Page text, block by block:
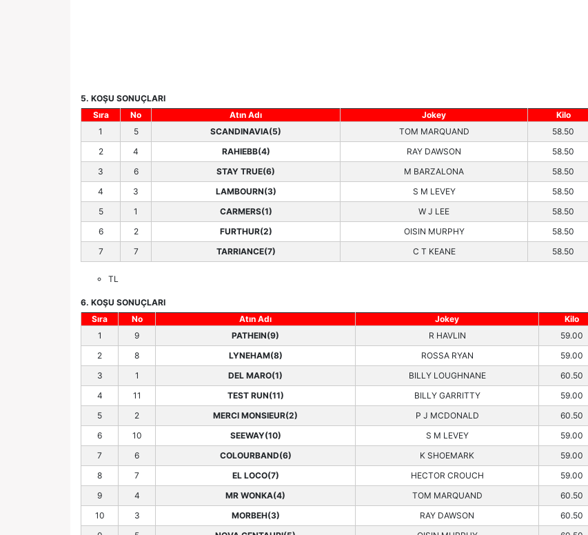
5. KOŞU SONUÇLARI
Sıra
No Atın Adı Jokey Kilo
1
5 SCANDINAVIA(5) TOM MARQUAND 58.50
2
4 RAHIEBB(4) RAY DAWSON 58.50
3
6 STAY TRUE(6) M BARZALONA 58.50
4
3 LAMBOURN(3) S M LEVEY 58.50
5
1 CARMERS(1) W J LEE 58.50
6
2 FURTHUR(2) OISIN MURPHY 58.50
7
7 TARRIANCE(7) C T KEANE 58.50
TL
6. KOŞU SONUÇLARI
Sıra
No Atın Adı Jokey Kilo
1
9 PATHEIN(9) R HAVLIN 59.00
2
8 LYNEHAM(8) ROSSA RYAN 59.00
3
1 DEL MARO(1) BILLY LOUGHNANE 60.50
4
11 TEST RUN(11) BILLY GARRITTY 59.00
5
2 MERCI MONSIEUR(2) P J MCDONALD 60.50
6
10 SEEWAY(10) S M LEVEY 59.00
7
6 COLOURBAND(6) K SHOEMARK 59.00
8
7 EL LOCO(7) HECTOR CROUCH 59.00
9
4 MR WONKA(4) TOM MARQUAND 60.50
10
3 MORBEH(3) RAY DAWSON 60.50